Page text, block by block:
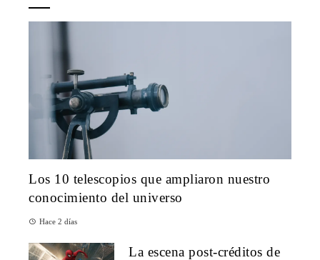
Los 10 telescopios que ampliaron nuestro
conocimiento del universo
Hace 2 días
La escena post-créditos de